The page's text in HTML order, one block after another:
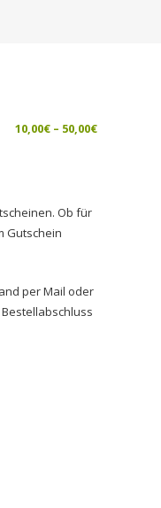
10,00€ – 50,00€
Ob für
Gutschein
per Mail oder